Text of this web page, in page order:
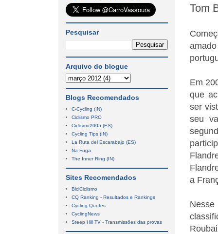
Tom
Em
que
ser
seu
a
Pesquisar
Arquivo do blogue
Blogs Recomendados
C-Cycling (IN)
Ciclismo PRO
Ciclismo2005 (ES)
Cycling Tips (IN)
La Ruta del Escarabajo (ES)
Na Fuga
The Inner Ring (IN)
Sites Recomendados
BiciCiclismo
CQ Ranking - Resultados e Rankings
Cycling Quotes
CyclingNews
Steep Hill TV - Transmissões das provas